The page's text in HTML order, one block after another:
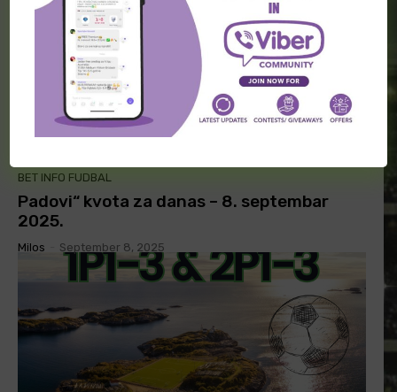
BET INFO FUDBAL
Padovi“ kvota za danas – 8. septembar
2025.
Milos September 8, 2025